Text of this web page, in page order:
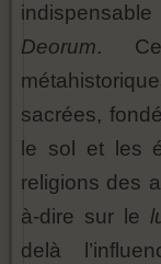
Deorum.
sacrées,
le sol et les
religions des
à-dire sur le
delà